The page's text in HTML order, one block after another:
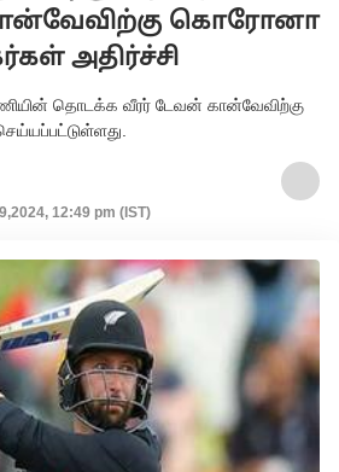
கொரோனா
அதிர்ச்சி
அணியின் தொடக்க வீரர் டேவன் கான்வேவிற்கு
12:49 pm (IST)